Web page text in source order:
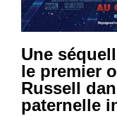
Une
le premier
Russell
paternelle